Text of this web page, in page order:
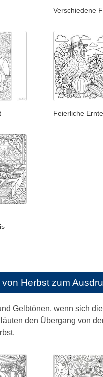
Verschiedene
Feierliche
Herbst zum
Gelbtönen, wenn sich
den Übergang von